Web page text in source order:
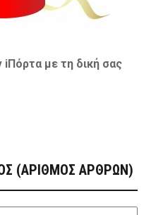
iΠόρτα με τη δική σας
(ΑΡΙΘΜΟΣ ΑΡΘΡΩΝ)